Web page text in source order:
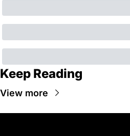
Keep Reading
View more